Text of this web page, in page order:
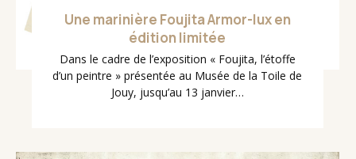
Une marinière Foujita Armor-lux en
édition limitée
Dans le cadre de l’exposition « Foujita, l’étoffe
d’un peintre » présentée au Musée de la Toile de
Jouy, jusqu’au 13 janvier…